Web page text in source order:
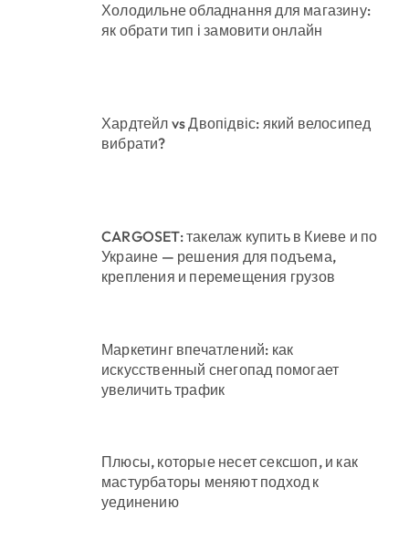
Холодильне обладнання для магазину:
як обрати тип і замовити онлайн
Хардтейл vs Двопідвіс: який велосипед
вибрати?
CARGOSET: такелаж купить в Киеве и по
Украине — решения для подъема,
крепления и перемещения грузов
Маркетинг впечатлений: как
искусственный снегопад помогает
увеличить трафик
Плюсы, которые несет сексшоп, и как
мастурбаторы меняют подход к
уединению